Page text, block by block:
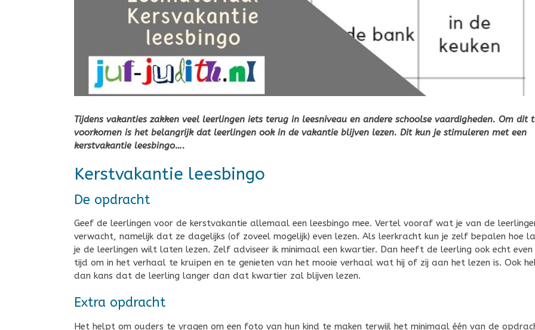
Tijdens vakanties zakken veel leerlingen iets terug in leesniveau en andere schoolse vaardigheden. Om dit
voorkomen is het belangrijk dat leerlingen ook in de vakantie blijven lezen. Dit kun je stimuleren met een
kerstvakantie leesbingo….
Kerstvakantie leesbingo
De opdracht
Geef de leerlingen voor de kerstvakantie allemaal een leesbingo mee. Vertel vooraf wat je van de
verwacht, namelijk dat ze dagelijks (of zoveel mogelijk) even lezen. Als leerkracht kun je zelf bepalen hoe
je de leerlingen wilt laten lezen. Zelf adviseer ik minimaal een kwartier. Dan heeft de leerling ook echt even
tijd om in het verhaal te kruipen en te genieten van het mooie verhaal wat hij of zij aan het lezen is. Ook
dan kans dat de leerling langer dan dat kwartier zal blijven lezen.
Extra opdracht
Het helpt om ouders te vragen om een foto van hun kind te maken terwijl het minimaal één van de